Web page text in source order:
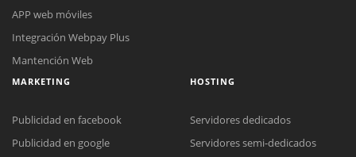
APP web móviles
Integración Webpay Plus
Mantención Web
MARKETING
Publicidad en facebook
Publicidad en google
HOSTING
Servidores dedicados
Servidores semi-dedicados